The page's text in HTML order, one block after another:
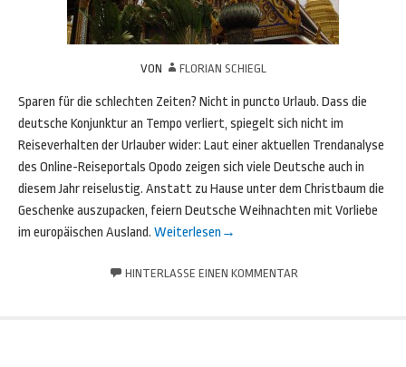
VON FLORIAN SCHIEGL
Sparen für die schlechten Zeiten? Nicht in puncto Urlaub. Dass die
deutsche Konjunktur an Tempo verliert, spiegelt sich nicht im
Reiseverhalten der Urlauber wider: Laut einer aktuellen Trendanalyse
des Online-Reiseportals Opodo zeigen sich viele Deutsche auch in
diesem Jahr reiselustig. Anstatt zu Hause unter dem Christbaum die
Geschenke auszupacken, feiern Deutsche Weihnachten mit Vorliebe
im europäischen Ausland. Weiterlesen →
HINTERLASSE EINEN KOMMENTAR